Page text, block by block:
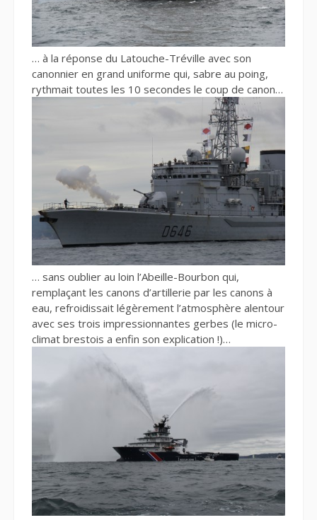
… à la réponse du Latouche-Tréville avec son
canonnier en grand uniforme qui, sabre au poing,
rythmait toutes les 10 secondes le coup de canon…
… sans oublier au loin l’Abeille-Bourbon qui,
remplaçant les canons d’artillerie par les canons à
eau, refroidissait légèrement l’atmosphère alentour
avec ses trois impressionnantes gerbes (le micro-
climat brestois a enfin son explication !)…